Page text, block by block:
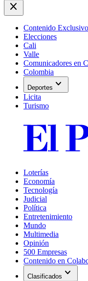
close
Contenido Exclusivo
Elecciones
Cali
Valle
Comunicadores en
Colombia
Deportes expand_more
Licita
Turismo
Loterías
Economía
Tecnología
Judicial
Política
Entretenimiento
Mundo
Multimedia
Opinión
500 Empresas
Contenido en
Clasificados expand_more